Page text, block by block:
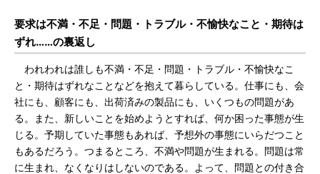
要求は不満・不足・問題・トラブル・不愉快なこと・期待は
ずれ……の裏返し
われわれは誰しも不満・不足・問題・トラブル・不愉快なこ
と・期待はずれなことなどを抱えて暮らしている。仕事にも、会
社にも、顧客にも、出荷済みの製品にも、いくつもの問題があ
る。また、新しいことを始めようとすれば、何か困った事態が生
じる。予期していた事態もあれば、予想外の事態にいらだつこと
もあるだろう。つまるところ、不満や問題が生まれる。問題は常
に生まれ、なくなりはしないのである。よって、問題との付き合